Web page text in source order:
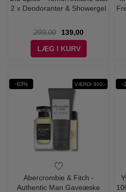
2 x Deodoranter & Showergel
299,00
139,00
LÆG I KURV
-63% VÆRDI 900,-
Abercrombie & Fitch -
Authentic Man Gaveæske
-